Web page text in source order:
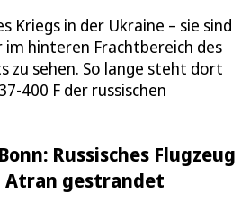
Kriegs in der Ukraine – sie sind
im hinteren Frachtbereich des
zu sehen. So lange steht dort
400 F der russischen
Russisches Flugzeug
Atran gestrandet